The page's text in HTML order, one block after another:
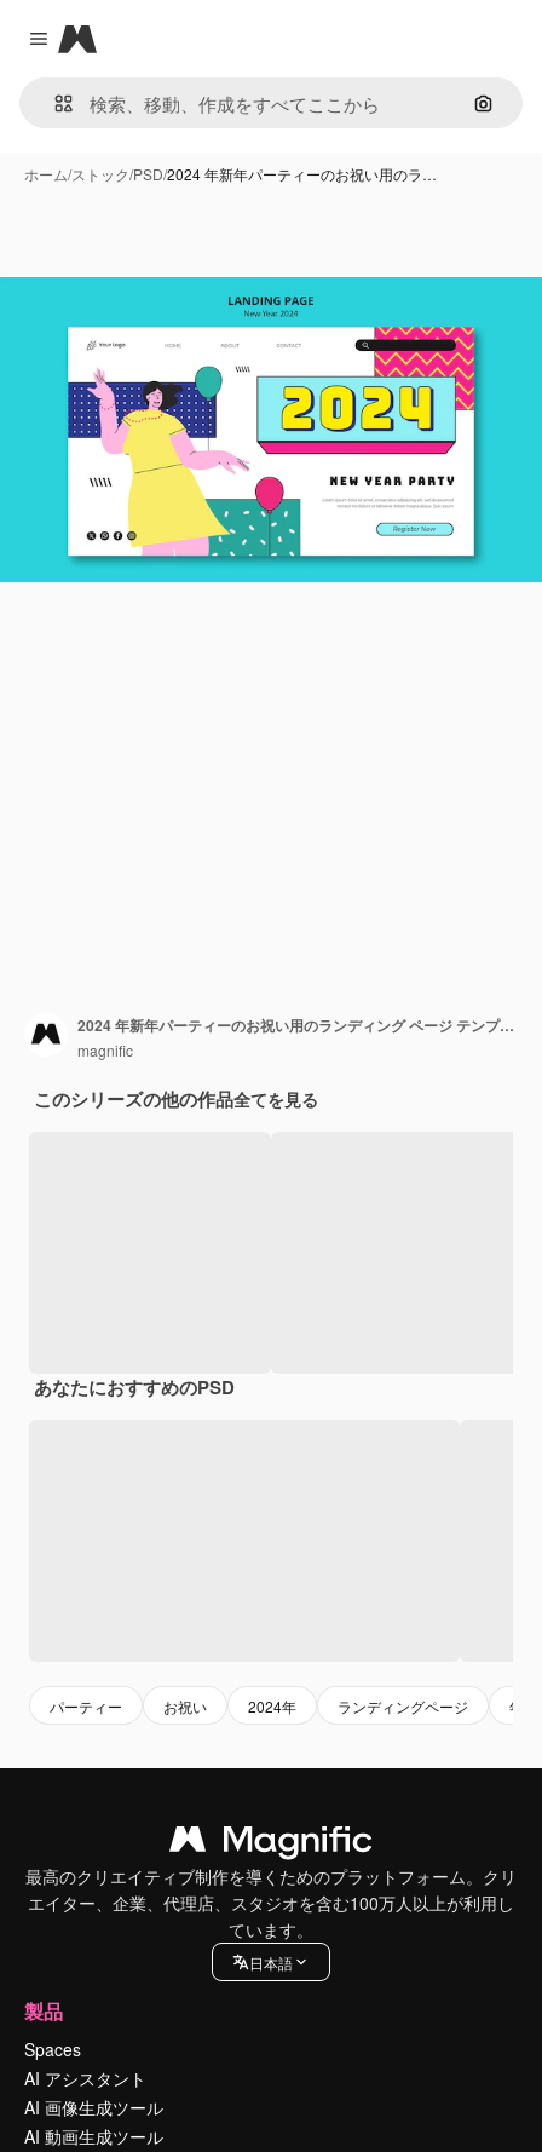
Close menu
Magnific
画像で
ホーム/ストック/PSD/2024 年新年パーティーのお祝い用のラ…
2024 年新年パーティーのお祝い用のランディング ページ テンプレート
magnific
このシリーズの他の作品全てを見る
あなたにおすすめのPSD
パーティー お祝い 2024年 ランディングページ 年
最高のクリエイティブ制作を導くためのプラットフォーム。クリ
エイター、企業、代理店、スタジオを含む100万人以上が利用し
ています。
日本語
製品
Spaces
AI アシスタント
AI 画像生成ツール
AI 動画生成ツール